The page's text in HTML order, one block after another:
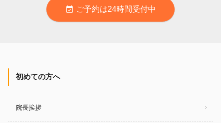
event_available ご予約は24時間受付中
初めての方へ
院長挨拶